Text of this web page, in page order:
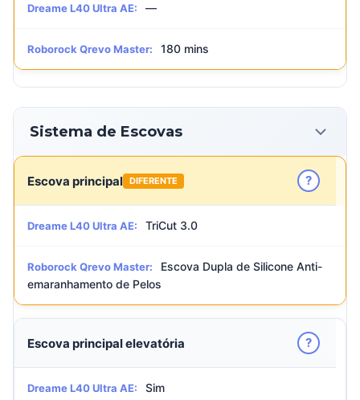
Dreame L40 Ultra AE: —
Roborock Qrevo Master: 180 mins
Sistema de Escovas
Escova principal DIFERENTE ?
Dreame L40 Ultra AE: TriCut 3.0
Roborock Qrevo Master:
Escova Dupla de Silicone Anti-
emaranhamento de Pelos
Escova principal elevatória ?
Dreame L40 Ultra AE: Sim